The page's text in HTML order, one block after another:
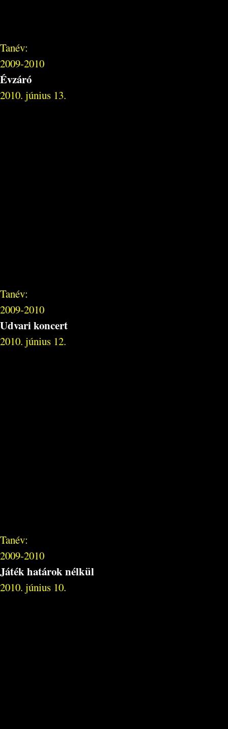
Tanév:
2009-2010
Évzáró
2010. június 13.
Tanév:
2009-2010
Udvari koncert
2010. június 12.
Tanév:
2009-2010
Játék határok nélkül
2010. június 10.